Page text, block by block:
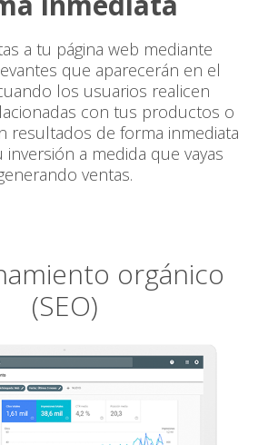
a tu página web mediante
que aparecerán en el
los usuarios realicen
con tus productos o
resultados de forma inmediata
a medida que vayas
ventas.
orgánico
(SEO)